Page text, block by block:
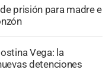
prisión para madre e
Vega: la
detenciones